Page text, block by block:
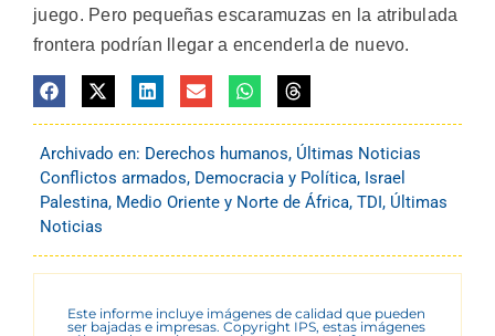
juego. Pero pequeñas escaramuzas en la atribulada
frontera podrían llegar a encenderla de nuevo.
Archivado en: Derechos humanos, Últimas Noticias
Conflictos armados, Democracia y Política, Israel
Palestina, Medio Oriente y Norte de África, TDI , Últimas
Noticias
Este informe incluye imágenes de calidad que pueden
ser bajadas e impresas. Copyright IPS, estas imágenes